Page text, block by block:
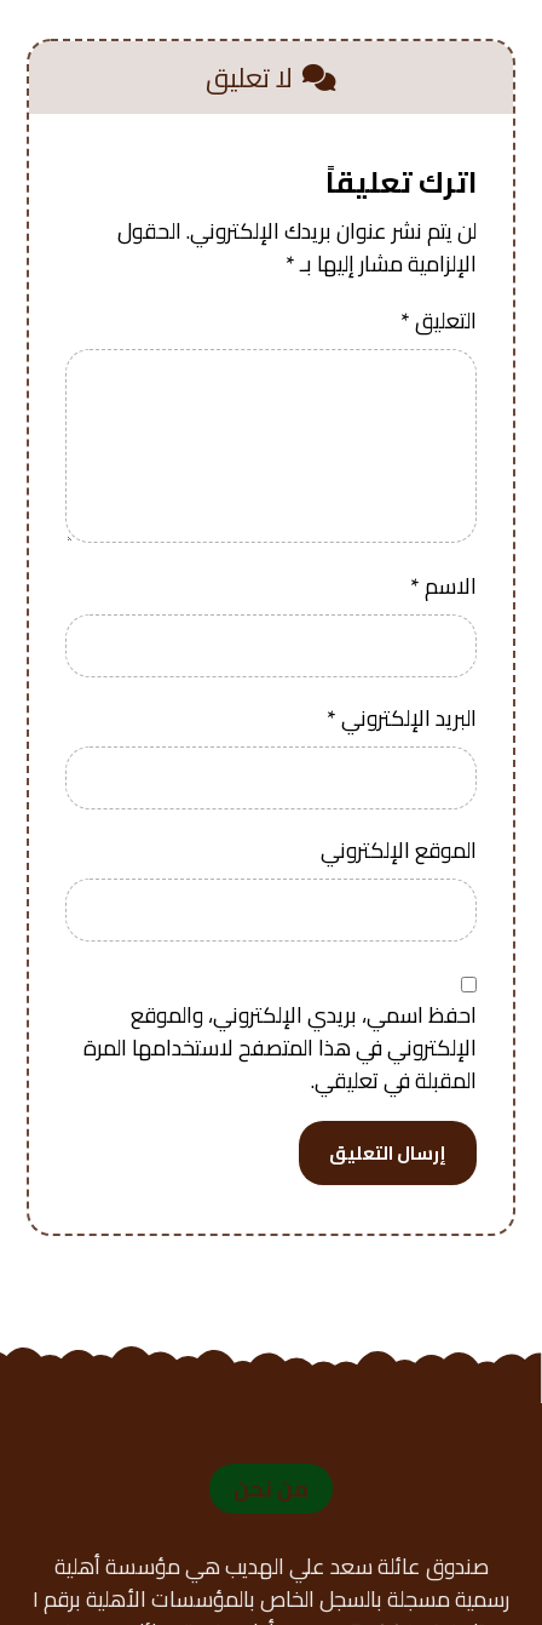
لا تعليق
اترك تعليقاً
لن يتم نشر عنوان بريدك الإلكتروني.الحقول
الإلزامية مشار إليها بـ*
التعليق*
الاسم*
البريد الإلكتروني*
الموقع الإلكتروني
احفظ اسمي، بريدي الإلكتروني، والموقع
الإلكتروني في هذا المتصفح لاستخدامها المرة
المقبلة في تعليقي.
إرسال التعليق
من نحن
صندوق عائلة سعد علي الهديب هي مؤسسة أهلية
رسمية مسجلة بالسجل الخاص بالمؤسسات الأهلية برقم ١